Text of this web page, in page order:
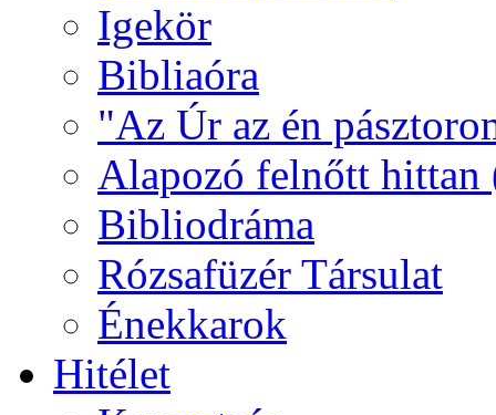
Igekör
Bibliaóra
"Az Úr az én
Alapozó felnőtt hittan
Bibliodráma
Rózsafüzér Társulat
Énekkarok
Hitélet